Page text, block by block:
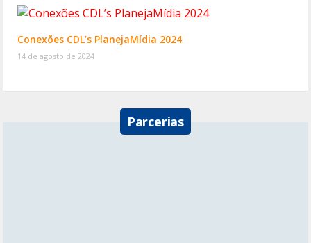
Conexões CDL’s PlanejaMídia 2024
14 de agosto de 2024
Parcerias